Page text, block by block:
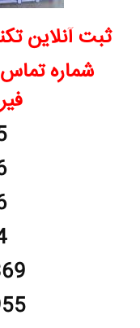
ثبت آنلاین
شماره